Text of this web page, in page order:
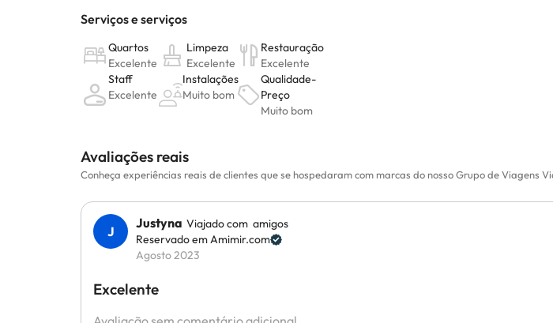
Avaliações reais
Conheça experiências reais de clientes que se hospedaram com marcas do nosso Grupo de Viagens
Justyna Viajado com amigos
Reservado em Amimir.com
Agosto 2023
Excelente